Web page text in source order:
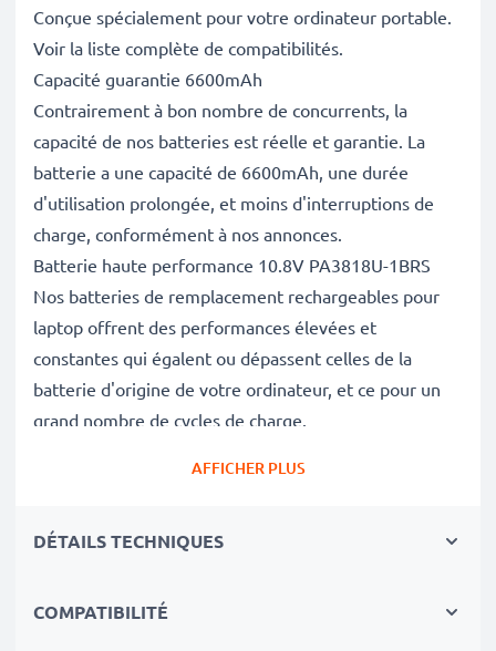
Conçue spécialement pour votre ordinateur portable.
Voir la liste complète de compatibilités.
Capacité guarantie 6600mAh
Contrairement à bon nombre de concurrents, la
capacité de nos batteries est réelle et garantie. La
batterie a une capacité de 6600mAh, une durée
d'utilisation prolongée, et moins d'interruptions de
charge, conformément à nos annonces.
Batterie haute performance 10.8V PA3818U-1BRS
Nos batteries de remplacement rechargeables pour
laptop offrent des performances élevées et
constantes qui égalent ou dépassent celles de la
batterie d'origine de votre ordinateur, et ce pour un
grand nombre de cycles de charge.
de contrôles de qualité stricts et rigoureux afin de
Le choix durable
AFFICHER PLUS
DÉTAILS TECHNIQUES
COMPATIBILITÉ